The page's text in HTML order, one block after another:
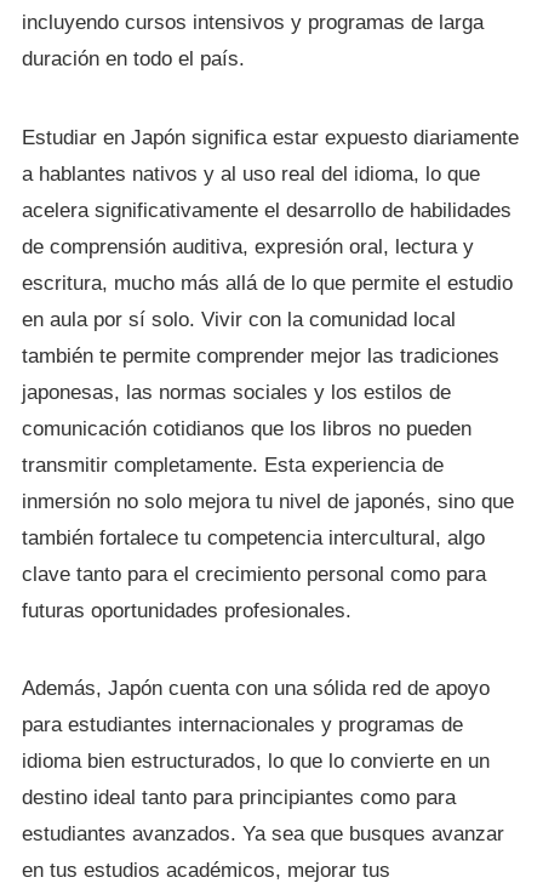
incluyendo cursos intensivos y programas de larga
duración en todo el país.
Estudiar en Japón significa estar expuesto diariamente
a hablantes nativos y al uso real del idioma, lo que
acelera significativamente el desarrollo de habilidades
de comprensión auditiva, expresión oral, lectura y
escritura, mucho más allá de lo que permite el estudio
en aula por sí solo. Vivir con la comunidad local
también te permite comprender mejor las tradiciones
japonesas, las normas sociales y los estilos de
comunicación cotidianos que los libros no pueden
transmitir completamente. Esta experiencia de
inmersión no solo mejora tu nivel de japonés, sino que
también fortalece tu competencia intercultural, algo
clave tanto para el crecimiento personal como para
futuras oportunidades profesionales.
Además, Japón cuenta con una sólida red de apoyo
para estudiantes internacionales y programas de
idioma bien estructurados, lo que lo convierte en un
destino ideal tanto para principiantes como para
estudiantes avanzados. Ya sea que busques avanzar
en tus estudios académicos, mejorar tus